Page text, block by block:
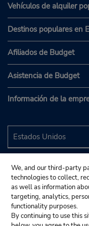
Vehículos de alquiler
Destinos populares en
Afiliados de Budget
Asistencia de Budget
Información de la
We, and our third-party
technologies to collect,
as well as information
targeting, analytics,
functionality purposes.
By continuing to use this